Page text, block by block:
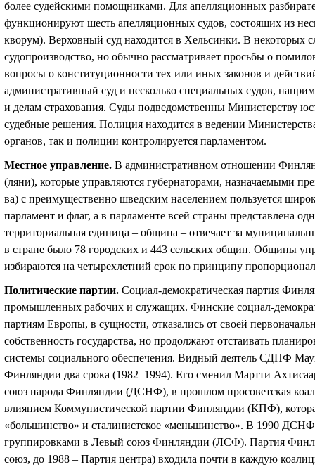
более судейскими помощниками. Для апелляционных
функционируют шесть апелляционных судов, состоящих из
кворум). Верховный суд находится в Хельсинки. В некоторых
судопроизводство, но обычно рассматривает просьбы о
вопросы о конституционности тех или иных законов и
административный суд и несколько специальных судов,
и делам страхования. Суды подведомственны Министерству
судебные решения. Полиция находится в ведении
органов, так и полиции контролируется парламентом.
Местное управление. В административном отношении
(ляни), которые управляются губернаторами, назначаемыми
ва) с преимущественно шведским населением пользуется
парламент и флаг, а в парламенте всей страны представлена
территориальная единица – община – отвечает за
в стране было 78 городских и 443 сельских общин. Общины
избираются на четырехлетний срок по принципу
Политические партии. Социал-демократическая партия
промышленных рабочих и служащих. Финские социал-
партиям Европы, в сущности, отказались от своей
собственность государства, но продолжают отстаивать
системы социального обеспечения. Видный деятель СДПФ
Финляндии два срока (1982–1994). Его сменил Мартти
союз народа Финляндии (ДСНФ), в прошлом просоветская
влиянием Коммунистической партии Финляндии (КПФ),
«большинство» и сталинистское «меньшинство». В 1990
группировками в Левый союз Финляндии (ЛСФ). Партия
союз, до 1988 – Партия центра) входила почти в каждую